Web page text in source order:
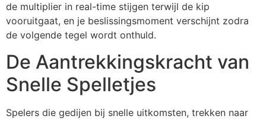
de multiplier in real-time stijgen terwijl de kip
vooruitgaat, en je beslissingsmoment verschijnt zodra
de volgende tegel wordt onthuld.
De Aantrekkingskracht van
Snelle Spelletjes
Spelers die gedijen bij snelle uitkomsten, trekken naar